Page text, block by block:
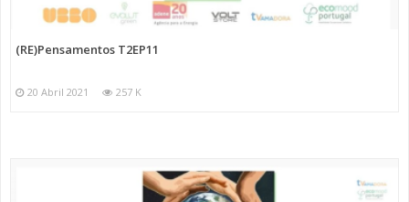
(RE)Pensamentos T2EP11
20 Abril 2021 257 K